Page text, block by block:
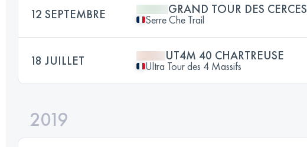
12 SEPTEMBRE GRAND TOUR DES CERCES
Serre Che Trail
18 JUILLET UT4M 40 CHARTREUSE
Ultra Tour des 4 Massifs
2019